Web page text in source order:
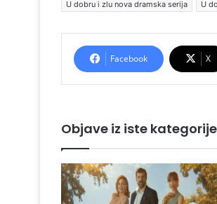
U dobru i zlu nova dramska serija
U
Facebook X
Objave iz iste kategorije